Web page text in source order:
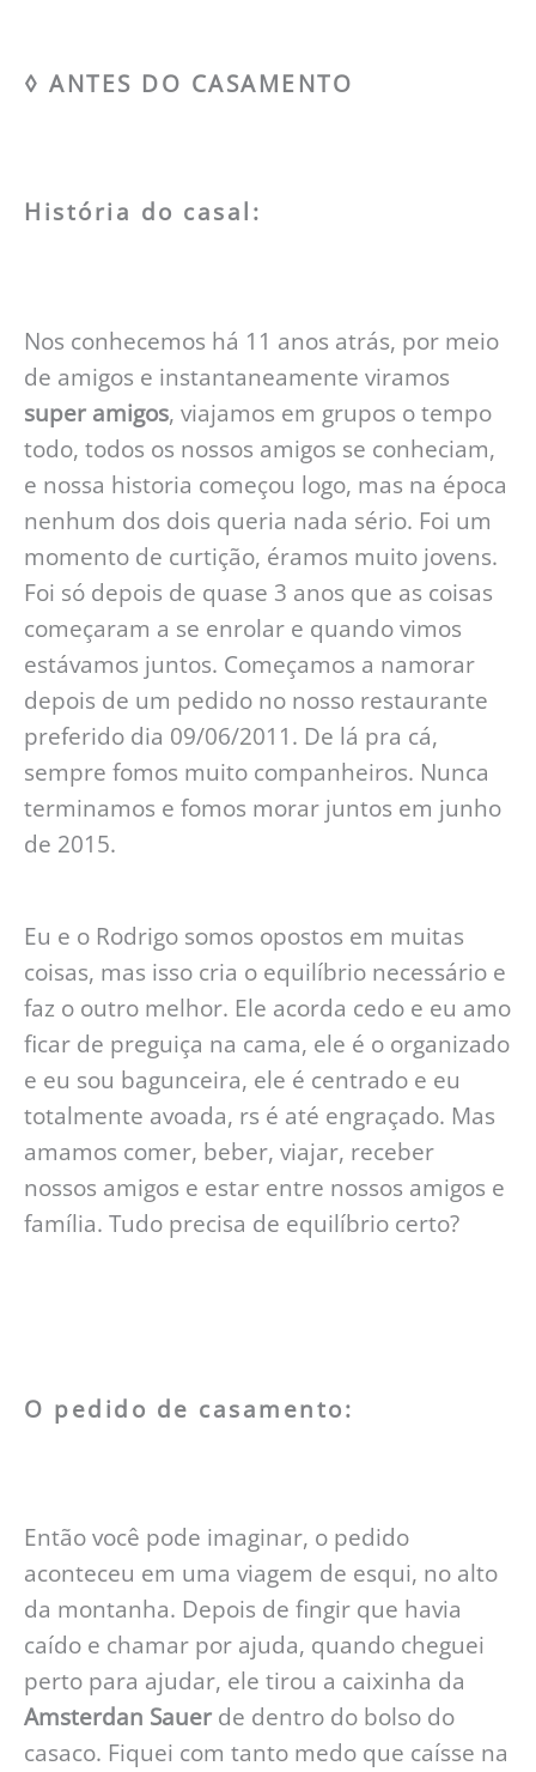
◊ ANTES DO CASAMENTO
História do casal:
Nos conhecemos há 11 anos atrás, por meio
de amigos e instantaneamente viramos
super amigos, viajamos em grupos o tempo
todo, todos os nossos amigos se conheciam,
e nossa historia começou logo, mas na época
nenhum dos dois queria nada sério. Foi um
momento de curtição, éramos muito jovens.
Foi só depois de quase 3 anos que as coisas
começaram a se enrolar e quando vimos
estávamos juntos. Começamos a namorar
depois de um pedido no nosso restaurante
preferido dia 09/06/2011. De lá pra cá,
sempre fomos muito companheiros. Nunca
terminamos e fomos morar juntos em junho
de 2015.
Eu e o Rodrigo somos opostos em muitas
coisas, mas isso cria o equilíbrio necessário e
faz o outro melhor. Ele acorda cedo e eu amo
ficar de preguiça na cama, ele é o organizado
e eu sou bagunceira, ele é centrado e eu
totalmente avoada, rs é até engraçado. Mas
amamos comer, beber, viajar, receber
nossos amigos e estar entre nossos amigos e
família. Tudo precisa de equilíbrio certo?
O pedido de casamento:
Então você pode imaginar, o pedido
aconteceu em uma viagem de esqui, no alto
da montanha. Depois de fingir que havia
caído e chamar por ajuda, quando cheguei
perto para ajudar, ele tirou a caixinha da
Amsterdan Sauer de dentro do bolso do
casaco. Fiquei com tanto medo que caísse na